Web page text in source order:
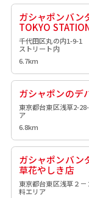
ガシャポンバン
TOKYO
千代田区丸の内1-9-1
ストリート内
6.7km
ガシャポンのデ
東京都台東区浅草2-
ア
6.8km
ガシャポンバン
草花やしき店
東京都台東区浅草２
料エリア